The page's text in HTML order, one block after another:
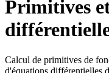
Primitives
Calcul de primitives de
d'équations différentielles